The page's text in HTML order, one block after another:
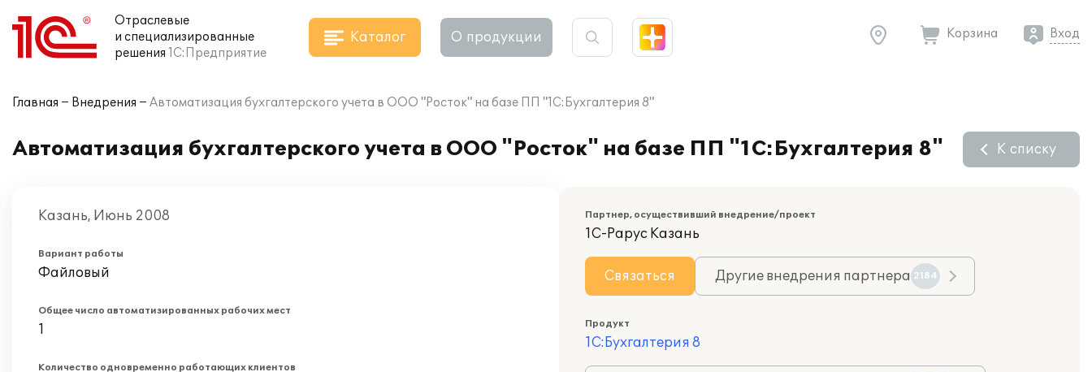
Отраслевые
и специализированные
решения 1С:Предприятие
Каталог О продукции Корзина Вход
Главная Внедрения Автоматизация бухгалтерского учета в ООО "Росток" на базе ПП "1С:Бухгалтерия 8"
Автоматизация бухгалтерского учета в ООО "Росток" на базе ПП "1С:Бухгалтерия 8" К списку
Казань, Июнь 2008
Вариант работы
Файловый
Общее число автоматизированных рабочих мест
1
Количество одновременно работающих клиентов
Партнер, осуществивший внедрение/проект
1С-Рарус Казань
Связаться Другие внедрения партнера 2184
Продукт
1С:Бухгалтерия 8